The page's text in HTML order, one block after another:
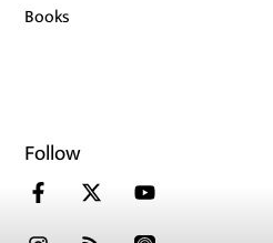
Books
Follow